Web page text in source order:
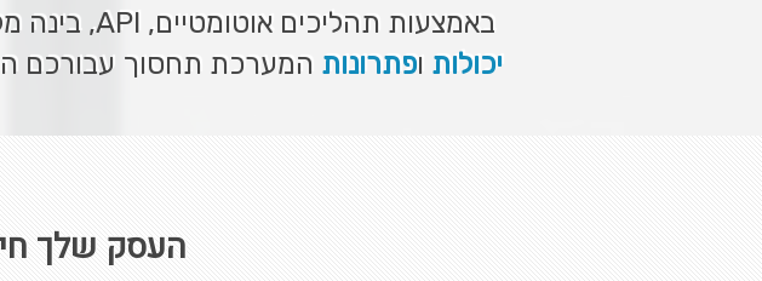
באמצעות תהליכים אוטומטיים, API, בינה מלאכותית, אינטגרציות בהתאמה אישית ומגוון רחב של
יכולות ופתרונות המערכת תחסוך עבורכם
העסק שלך